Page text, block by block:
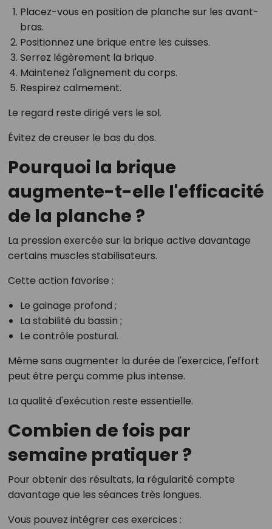
Placez-vous en position de planche sur les avant-
bras.
Positionnez une brique entre les cuisses.
Serrez légèrement la brique.
Maintenez l'alignement du corps.
Respirez calmement.
Le regard reste dirigé vers le sol.
Évitez de creuser le bas du dos.
Pourquoi la brique
augmente-t-elle l'efficacité
de la planche ?
La pression exercée sur la brique active davantage
certains muscles stabilisateurs.
Cette action favorise :
Le gainage profond ;
La stabilité du bassin ;
Le contrôle postural.
Même sans augmenter la durée de l'exercice, l'effort
peut être perçu comme plus intense.
La qualité d'exécution reste essentielle.
Combien de fois par
semaine pratiquer ?
Pour obtenir des résultats, la régularité compte
davantage que les séances très longues.
Vous pouvez intégrer ces exercices :